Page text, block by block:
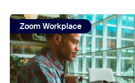
view: The Motley Fool 的 IT 主管
Zoom Workplace